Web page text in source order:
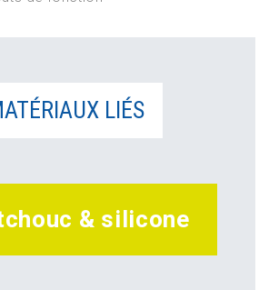
LIÉS
& silicone